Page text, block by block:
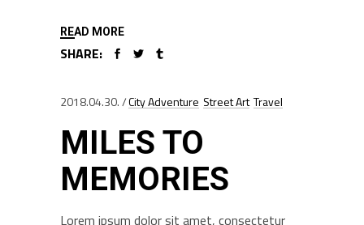
READ MORE
SHARE:
2018.04.30. City Adventure Street Art Travel
MILES TO
MEMORIES
Lorem ipsum dolor sit amet, consectetur